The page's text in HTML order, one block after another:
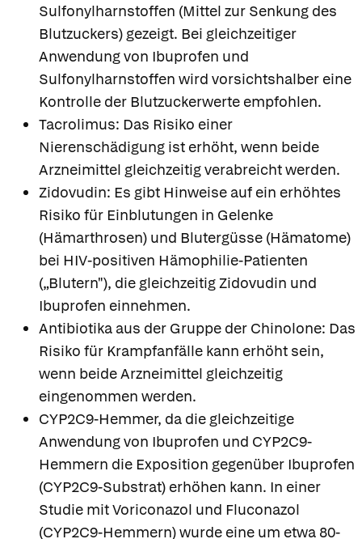
Sulfonylharnstoffen (Mittel zur Senkung des
Blutzuckers) gezeigt. Bei gleichzeitiger
Anwendung von Ibuprofen und
Sulfonylharnstoffen wird vorsichtshalber eine
Kontrolle der Blutzuckerwerte empfohlen.
Tacrolimus: Das Risiko einer
Nierenschädigung ist erhöht, wenn beide
Arzneimittel gleichzeitig verabreicht werden.
Zidovudin: Es gibt Hinweise auf ein erhöhtes
Risiko für Einblutungen in Gelenke
(Hämarthrosen) und Blutergüsse (Hämatome)
bei HIV-positiven Hämophilie-Patienten
(„Blutern"), die gleichzeitig Zidovudin und
Ibuprofen einnehmen.
Antibiotika aus der Gruppe der Chinolone: Das
Risiko für Krampfanfälle kann erhöht sein,
wenn beide Arzneimittel gleichzeitig
eingenommen werden.
CYP2C9-Hemmer, da die gleichzeitige
Anwendung von Ibuprofen und CYP2C9-
Hemmern die Exposition gegenüber Ibuprofen
(CYP2C9-Substrat) erhöhen kann. In einer
Studie mit Voriconazol und Fluconazol
(CYP2C9-Hemmern) wurde eine um etwa 80-
Apotheken in
Ihrer Nähe